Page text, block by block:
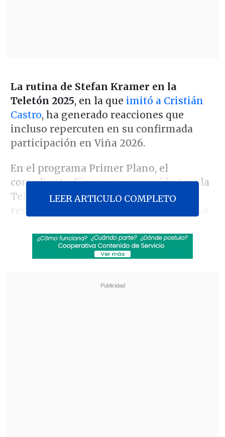
La rutina de Stefan Kramer en la
Teletón 2025, en la que imitó a Cristián
Castro, ha generado reacciones que
incluso repercuten en su confirmada
participación en Viña 2026.
En el programa Primer Plano, el
comediante dijo que su sensación tras la
Teletón es que "a veces las cosas no
resultan simplemente
de contexto quizás".
Sinaka tras su gira por Europa: "A veces los
LEER ARTICULO COMPLETO